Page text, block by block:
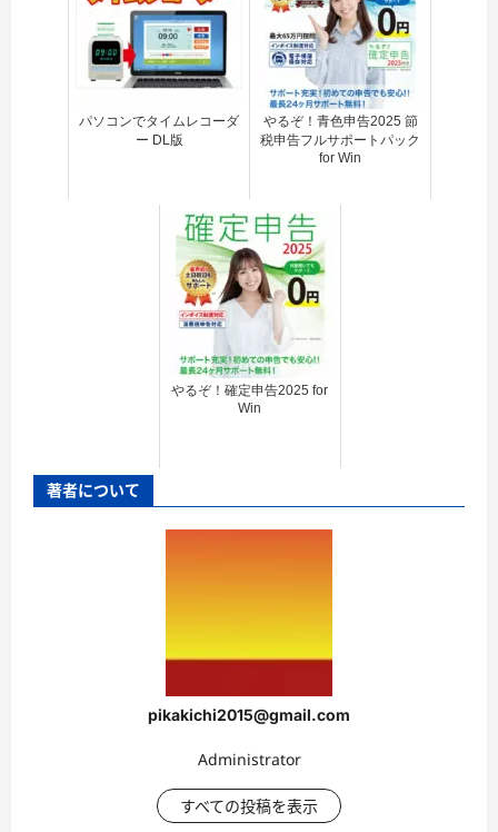
パソコンでタイムレコーダ
ー DL版
やるぞ！青色申告2025 節
税申告フルサポートパック
for Win
やるぞ！確定申告2025 for
Win
著者について
pikakichi2015@gmail.com
Administrator
すべての投稿を表示